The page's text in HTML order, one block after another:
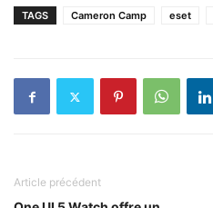
TAGS Cameron Camp eset
Article précédent